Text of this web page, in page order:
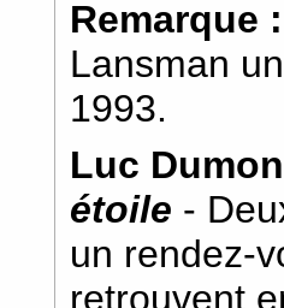
Remarque
Lansman
1993.
Luc
étoile -
un rendez-
retrouvent